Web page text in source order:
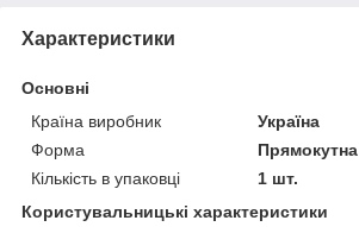
Характеристики
Основні
Країна виробник
Україна
Форма
Прямокутна
Кількість в упаковці
1 шт.
Користувальницькі характеристики